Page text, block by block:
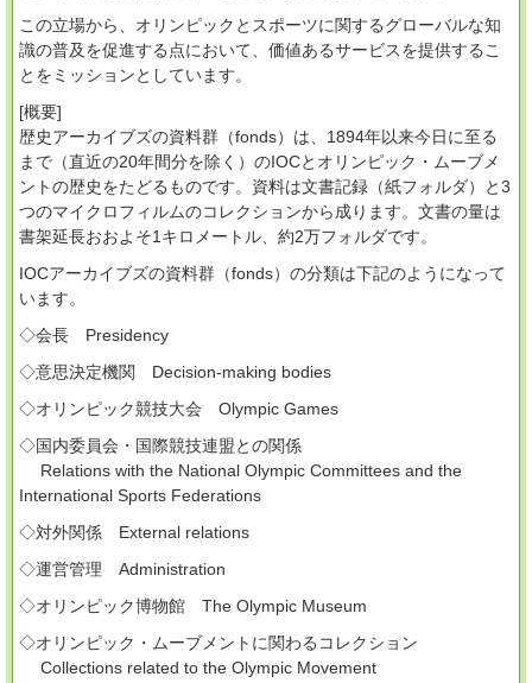
この立場から、オリンピックとスポーツに関するグローバルな知
識の普及を促進する点において、価値あるサービスを提供するこ
とをミッションとしています。
[概要]
歴史アーカイブズの資料群（fonds）は、1894年以来今日に至る
まで（直近の20年間分を除く）のIOCとオリンピック・ムーブメ
ントの歴史をたどるものです。資料は文書記録（紙フォルダ）と3
つのマイクロフィルムのコレクションから成ります。文書の量は
書架延長おおよそ1キロメートル、約2万フォルダです。
IOCアーカイブズの資料群（fonds）の分類は下記のようになって
います。
◇会長 Presidency
◇意思決定機関 Decision-making bodies
◇オリンピック競技大会 Olympic Games
◇国内委員会・国際競技連盟との関係
Relations with the National Olympic Committees and the
International Sports Federations
◇対外関係 External relations
◇運営管理 Administration
◇オリンピック博物館 The Olympic Museum
◇オリンピック・ムーブメントに関わるコレクション
Collections related to the Olympic Movement